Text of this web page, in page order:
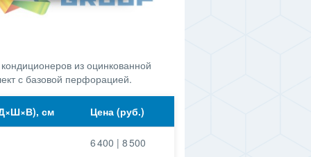
из оцинкованной
с базовой перфорацией.
см Цена (руб.)
6 400 | 8 500